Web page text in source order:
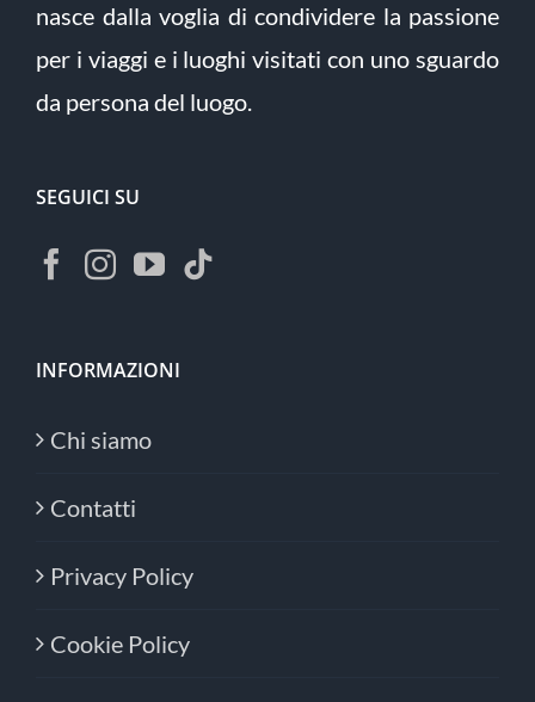
nasce dalla voglia di condividere la passione
per i viaggi e i luoghi visitati con uno sguardo
da persona del luogo.
SEGUICI SU
INFORMAZIONI
Chi siamo
Contatti
Privacy Policy
Cookie Policy